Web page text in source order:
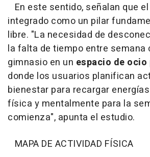
En este sentido, señalan que
integrado como un pilar
libre. "La necesidad de
la falta de tiempo entre semana
gimnasio en un espacio de
donde los usuarios planifican
bienestar para recargar
física y mentalmente para la
comienza", apunta el estudio.
MAPA DE ACTIVIDAD FÍSICA